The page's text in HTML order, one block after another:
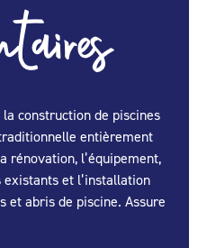
construction de piscines
entièrement
rénovation, l’équipement,
et l’installation
et abris de piscine. Assure